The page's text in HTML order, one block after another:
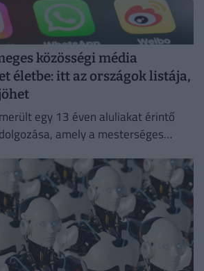
közösségi média
életbe: itt az országok listája,
egy 13 éven aluliakat érintő
amely a mesterséges